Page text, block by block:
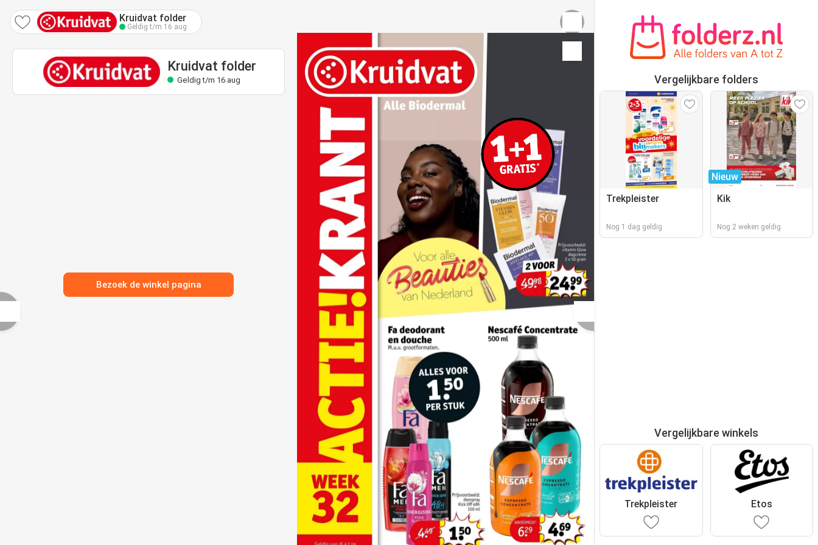
Kruidvat folder
Geldig t/m 16 aug
Kruidvat folder
Geldig t/m 16 aug
Bezoek de winkel pagina
Vergelijkbare folders
Trekpleister
Nog 1 dag geldig
Nieuw
Kik
Nog 2 weken geldig
Vergelijkbare winkels
Trekpleister Etos